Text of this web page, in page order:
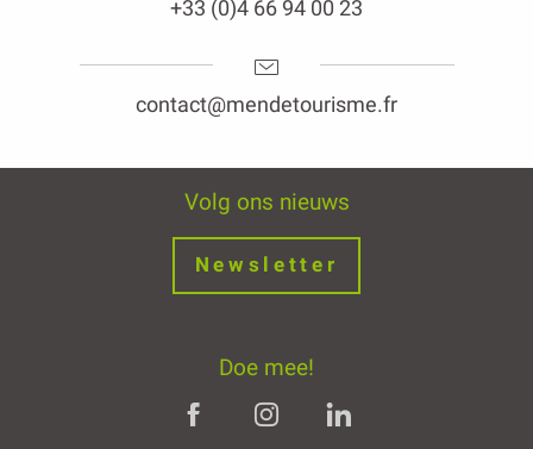
+33 (0)4 66 94 00 23
contact@mendetourisme.fr
Volg ons nieuws
Newsletter
Doe mee!